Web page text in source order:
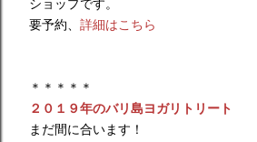
ショップです。
要予約、 詳細はこちら
＊＊＊＊＊
２０１９年のバリ島ヨガリトリート
まだ間に合います！